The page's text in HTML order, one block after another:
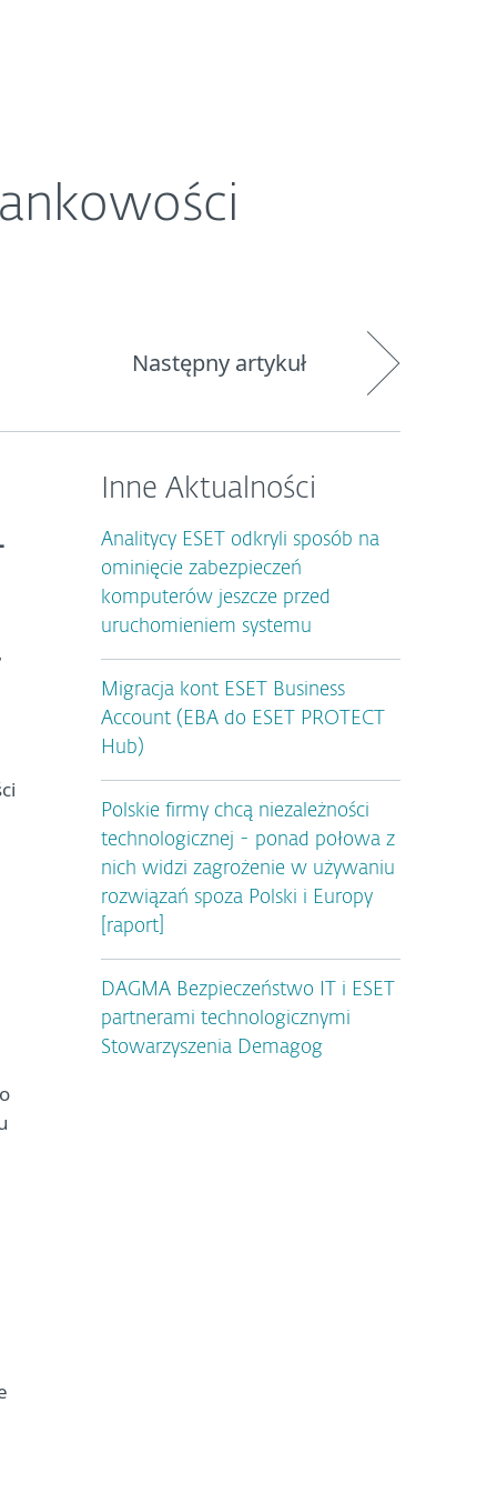
Następny artykuł
Inne Aktualności
Analitycy ESET odkryli sposób na
ominięcie zabezpieczeń
komputerów jeszcze przed
uruchomieniem systemu
Migracja kont ESET Business
Account (EBA do ESET PROTECT
Hub)
Polskie firmy chcą niezależności
technologicznej - ponad połowa z
nich widzi zagrożenie w używaniu
rozwiązań spoza Polski i Europy
[raport]
DAGMA Bezpieczeństwo IT i ESET
partnerami technologicznymi
Stowarzyszenia Demagog